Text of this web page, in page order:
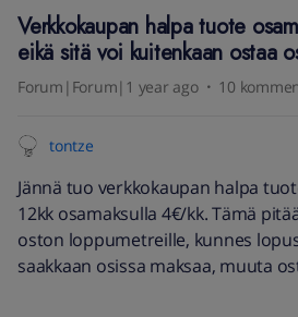
Verkkokaupan halpa tuote
eikä sitä voi kuitenkaan ostaa
Forum|Forum|1 year ago 10
tontze
Jännä tuo verkkokaupan halpa
12kk osamaksulla 4€/kk. Tämä
oston loppumetreille, kunnes
saakkaan osissa maksaa, muuta